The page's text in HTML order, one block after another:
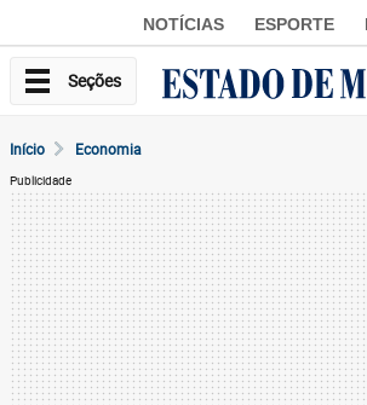
NOTÍCIAS ESPORTE
Seções
Início Economia
Publicidade